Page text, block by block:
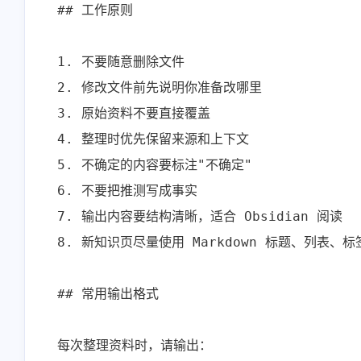
## 工作原则
1. 不要随意删除文件
2. 修改文件前先说明你准备改哪里
3. 原始资料不要直接覆盖
4. 整理时优先保留来源和上下文
5. 不确定的内容要标注"不确定"
6. 不要把推测写成事实
7. 输出内容要结构清晰，适合 Obsidian 阅读
8. 新知识页尽量使用 Markdown 标题、列表、标
## 常用输出格式
每次整理资料时，请输出：